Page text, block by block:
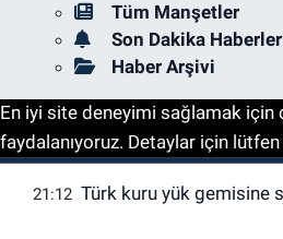
Tüm Manşetler
Son Dakika
Haber Arşivi
En iyi site deneyimi sağlamak için
faydalanıyoruz. Detaylar için lütfen
21:12 Türk kuru yük gemisine